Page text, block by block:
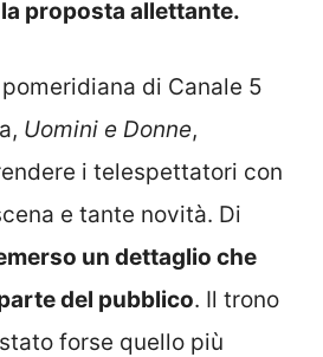
proposta allettante.
di Canale 5
Uomini e Donne,
i telespettatori con
e tante novità. Di
un dettaglio che
del pubblico. Il trono
forse quello più